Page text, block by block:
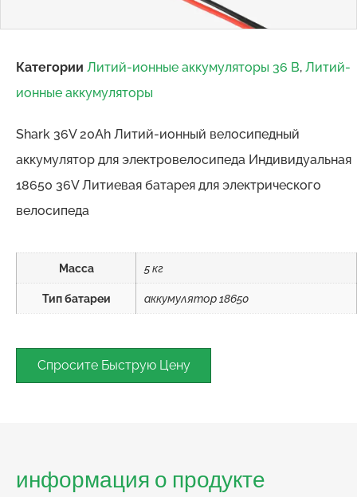
Категории Литий-ионные аккумуляторы 36 В, Литий-
ионные аккумуляторы
Shark 36V 20Ah Литий-ионный велосипедный
аккумулятор для электровелосипеда Индивидуальная
18650 36V Литиевая батарея для электрического
велосипеда
Масса 5 кг
Тип батареи аккумулятор 18650
Спросите Быструю Цену
информация о продукте